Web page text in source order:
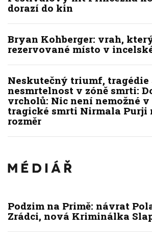
dorazí do kin
Bryan Kohberger: vrah,
rezervované místo v
Neskutečný triumf, tragédie
nesmrtelnost v zóně smrti:
vrcholů: Nic není nemožné
tragické smrti Nirmala Purji
rozměr
Podzim na Primě: návrat
Zrádci, nová Kriminálka